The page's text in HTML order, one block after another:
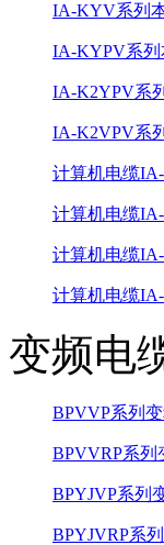
IA-KYV系列
IA-KYPV系列
IA-K2YPV系
IA-K2VPV系
计算机电缆
计算机电缆
计算机电缆
计算机电缆
变频电
BPVVP系列
BPVVRP系列
BPYJVP系列
BPYJVRP系